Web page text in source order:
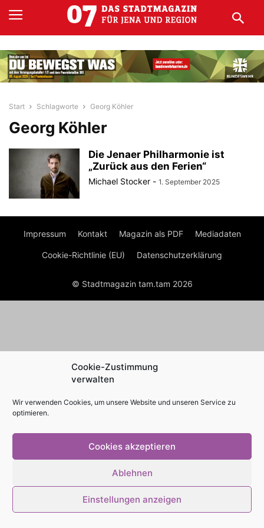
Cookie-Zustimmung
verwalten
Wir verwenden Cookies, um unsere Website und unseren Service zu
optimieren.
Cookies akzeptieren
Ablehnen
Einstellungen anzeigen
Start Schlagworte Georg Köhler
Georg Köhler
Die Jenaer Philharmonie ist
„Zurück aus den Ferien“
Michael Stocker - 1. September 2025
Impressum Kontakt Magazin als PDF Mediadaten
Cookie-Richtlinie (EU) Datenschutzerklärung
© Stadtmagazin tam.tam 2026